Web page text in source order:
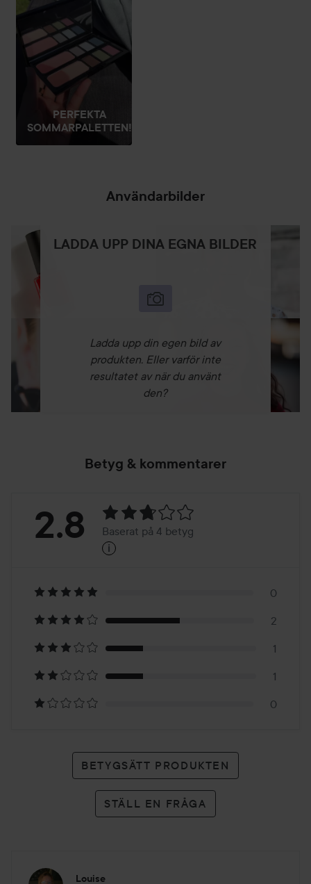
PERFEKTA
SOMMARPALETTEN!
Användarbilder
LADDA UPP DINA EGNA BILDER
Ladda upp din egen bild av
produkten. Eller varför inte
resultatet av när du använt
den?
Betyg & kommentarer
Betyg:
Baserat
på
4
betyg
2.8 Baserat på 4 betyg
i
0
2
1
1
0
BETYGSÄTT PRODUKTEN
STÄLL EN FRÅGA
Louise